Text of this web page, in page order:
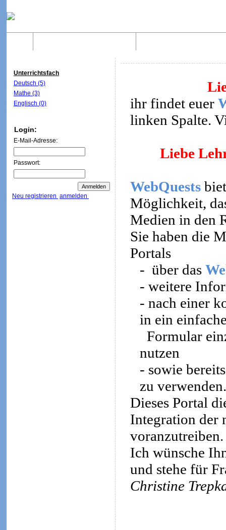
Unterrichtsfach
Deutsch (5)
Mathe (3)
Englisch (0)
Login:
E-Mail-Adresse:
Passwort:
Neu registrieren anmelden
ihr findet euer
linken Spalte.
Liebe
WebQuests
Möglichkeit,
Medien in den
Sie haben die
Portals
- über das
- weitere
- nach einer
in ein
Formular
nutzen
- sowie
zu verwenden.
Dieses Portal
Integration der
voranzutreiben.
Ich wünsche
und stehe für
Christine